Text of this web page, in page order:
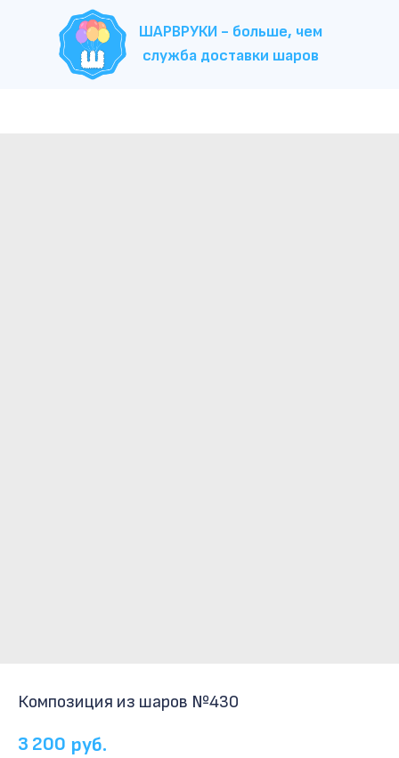
ШАРВРУКИ - больше, чем
служба доставки шаров
Композиция из шаров №430
3 200 руб.